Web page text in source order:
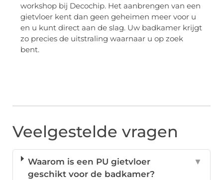
workshop bij Decochip. Het aanbrengen van een
gietvloer kent dan geen geheimen meer voor u
en u kunt direct aan de slag. Uw badkamer krijgt
zo precies de uitstraling waarnaar u op zoek
bent.
Veelgestelde vragen
Waarom is een PU gietvloer
geschikt voor de badkamer?
▼